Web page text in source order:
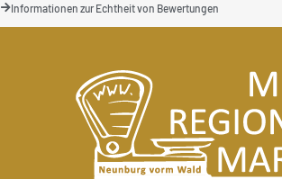
Informationen zur Echtheit von Bewertungen